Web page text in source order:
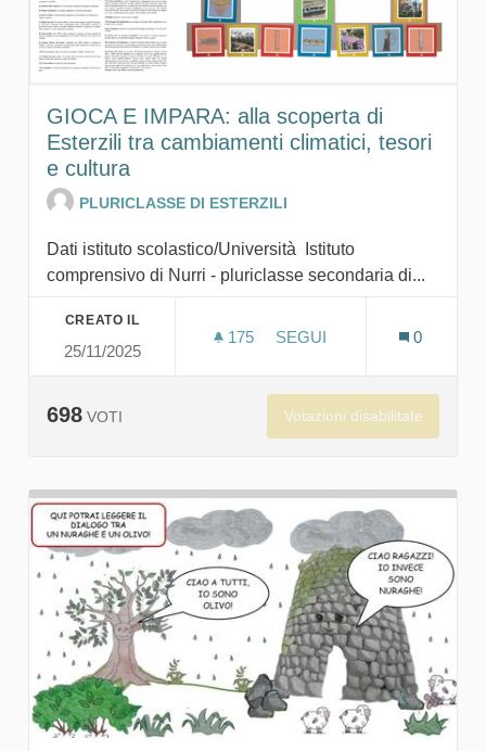
GIOCA E IMPARA: alla scoperta di
Esterzili tra cambiamenti climatici, tesori
e cultura
PLURICLASSE DI ESTERZILI
Dati istituto scolastico/Università Istituto
comprensivo di Nurri - pluriclasse secondaria di...
CREATO IL
25/11/2025
175 175 SOSTENITORI
SEGUI
0
698 VOTI Votazioni disabilitate